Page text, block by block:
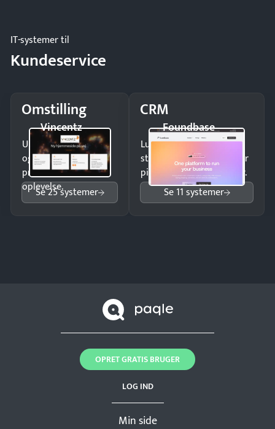
IT-systemer til
Kundeservice
Omstilling
Vincentz
Undgå tabte opkald
og giv kunderne en
professionel
oplevelse.
Se 25 systemer
CRM
Foundbase
Luk flere salg med et
struktureret overblik over
pipeline og opfølgninger.
Se 11 systemer
Min side
LOG IND
OPRET GRATIS BRUGER